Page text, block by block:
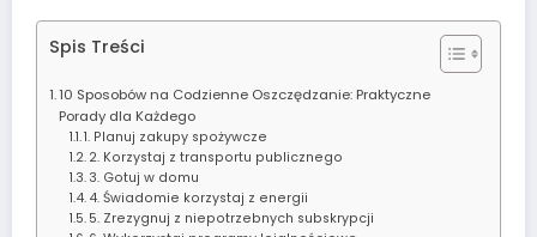
Spis Treści
10 Sposobów na Codzienne Oszczędzanie: Praktyczne
Porady dla Każdego
1. Planuj zakupy spożywcze
2. Korzystaj z transportu publicznego
3. Gotuj w domu
4. Świadomie korzystaj z energii
5. Zrezygnuj z niepotrzebnych subskrypcji